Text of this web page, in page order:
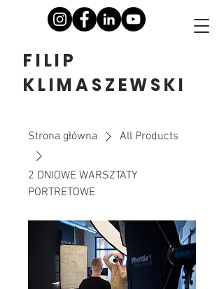
FILIP
KLIMASZEWSKI
Strona główna All Products
2 DNIOWE WARSZTATY
PORTRETOWE